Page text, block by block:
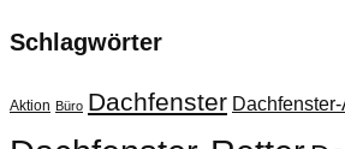
Schlagwörter
Aktion Büro Dachfenster